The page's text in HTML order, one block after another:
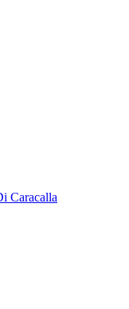
Caracalla